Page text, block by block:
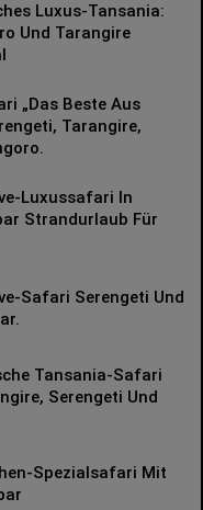
Luxus-Tansania:
Und Tarangire
„Das Beste Aus
Tarangire,
Luxussafari In
Strandurlaub Für
Safari Serengeti Und
Tansania-Safari
Serengeti Und
Spezialsafari Mit